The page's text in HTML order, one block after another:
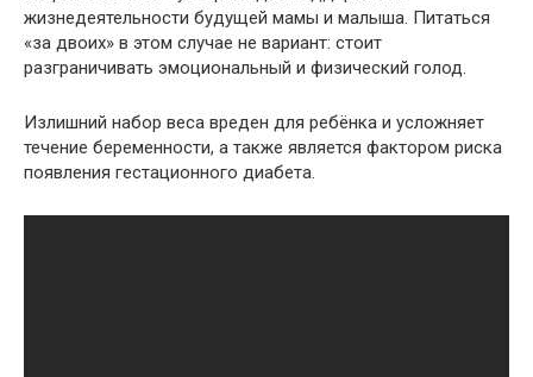
жизнедеятельности будущей мамы и малыша. Питаться
«за двоих» в этом случае не вариант: стоит
разграничивать эмоциональный и физический голод.
Излишний набор веса вреден для ребёнка и усложняет
течение беременности, а также является фактором риска
появления гестационного диабета.